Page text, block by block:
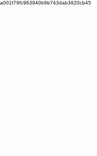
a001f79fc963940b9b743dab3820cb45